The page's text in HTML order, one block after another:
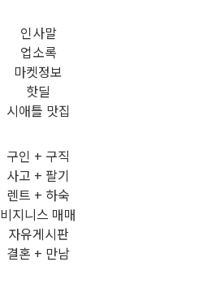
인사말
업소록
마켓정보
핫딜
시애틀 맛집
구인 + 구직
사고 + 팔기
렌트 + 하숙
비지니스 매매
자유게시판
결혼 + 만남